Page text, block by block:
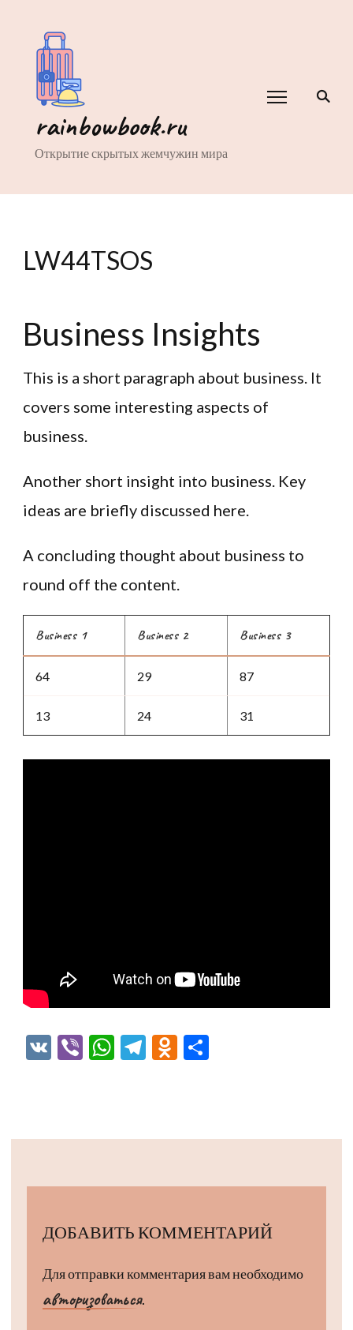
rainbowbook.ru
Открытие скрытых жемчужин мира
LW44TSOS
Business Insights
This is a short paragraph about business. It
covers some interesting aspects of
business.
Another short insight into business. Key
ideas are briefly discussed here.
A concluding thought about business to
round off the content.
Business 1 Business 2 Business 3
64 29 87
13 24 31
VK ViberWhatsApp
Telegram
Odnoklassniki
ДОБАВИТЬ КОММЕНТАРИЙ
Для отправки комментария вам необходимо
авторизоваться.